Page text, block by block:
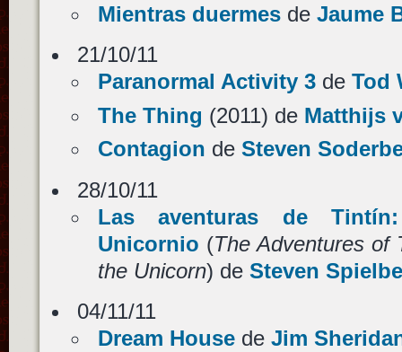
Mientras duermesde Jaume
21/10/11
Paranormal Activity 3de Tod
The Thing (2011) de Matthijs
Contagion de Steven
28/10/11
Las aventuras de
Unicornio (The Adventures of
the Unicorn) de Steven
04/11/11
Dream Housede Jim